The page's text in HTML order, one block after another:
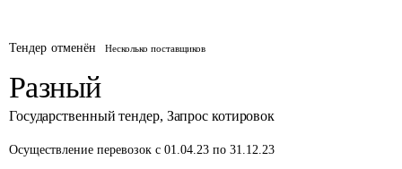
Тендер отменён Несколько поставщиков
Разный
Государственный тендер, Запрос котировок
Осуществление перевозок с 01.04.23 по 31.12.23